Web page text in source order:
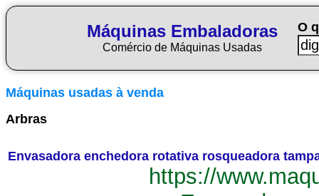
Máquinas Embaladoras
Comércio de Máquinas Usadas
O
Máquinas usadas à venda
Arbras
Envasadora enchedora rotativa rosqueadora
https://